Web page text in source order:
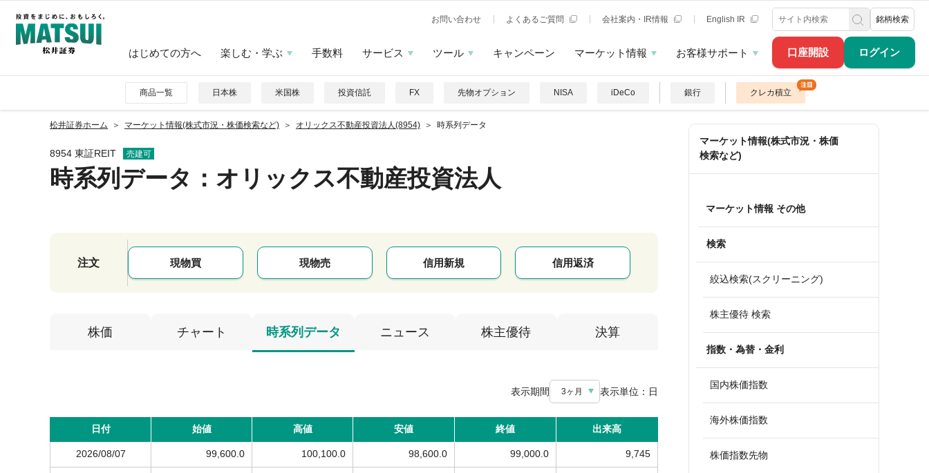
口座開設 ログイン
お問い合わせ よくあるご質問 会社案内・IR情報 English IR 銘柄検索
はじめての方へ 楽しむ・学ぶ 手数料 サービス ツール キャンペーン マーケット情報 お客様サポート
商品一覧 日本株 米国株 投資信託 FX 先物オプション NISA iDeCo 銀行 クレカ積立
松井証券ホーム マーケット情報(株式市況・株価検索など) オリックス不動産投資法人(8954) 時系列データ
8954 東証REIT 売建可
時系列データ ：オリックス不動産投資法人
注文 現物買 現物売 信用新規 信用返済
株価 チャート 時系列データ ニュース 株主優待 決算
表示期間 3ヶ月 表示単位： 日
日付 始値 高値 安値 終値 出来高
2026/08/07 99,600.0 100,100.0 98,600.0 99,000.0 9,745
マーケット情報(株式市況・株価
検索など)
マーケット情報 その他
検索
絞込検索(スクリーニング)
株主優待 検索
指数・為替・金利
国内株価指数
海外株価指数
株価指数先物